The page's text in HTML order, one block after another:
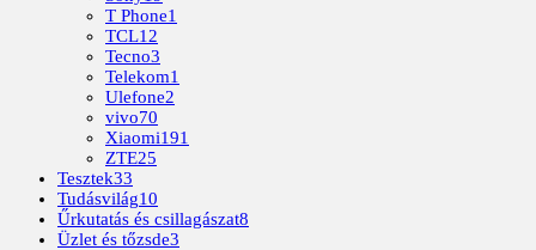
T Phone1
TCL12
Tecno3
Telekom1
Ulefone2
vivo70
Xiaomi191
ZTE25
Tesztek33
Tudásvilág10
Űrkutatás és csillagászat8
Üzlet és tőzsde3